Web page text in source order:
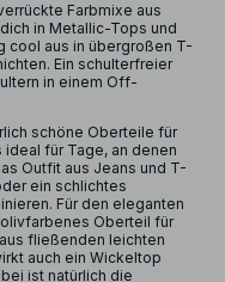
Farbmixe aus
in Metallic-Tops und
cool aus in übergroßen T-
Ein schulterfreier
in einem Off-
schöne Oberteile für
für Tage, an denen
Outfit aus Jeans und T-
ein schlichtes
Für den eleganten
Oberteil für
fließenden leichten
auch ein Wickeltop
ist natürlich die